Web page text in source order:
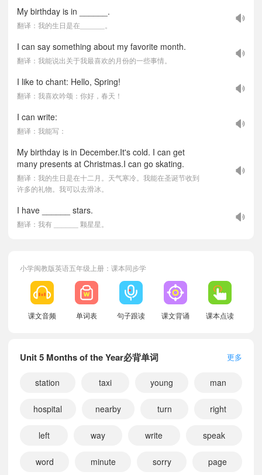
My birthday is in ______.
翻译：我的生日是在______。
I can say something about my favorite month.
翻译：我能说出关于我最喜欢的月份的一些事情。
I like to chant: Hello, Spring!
翻译：我喜欢吟颂：你好，春天！
I can write:
翻译：我能写：
My birthday is in December.It's cold. I can get
many presents at Christmas.I can go skating.
翻译：我的生日是在十二月。天气寒冷。我能在圣诞节收到
许多的礼物。我可以去滑冰。
I have ______ stars.
翻译：我有 ______ 颗星星。
小学闽教版英语五年级上册：课本同步学
课文音频 单词表 句子跟读 课文背诵 课本点读
Unit 5 Months of the Year必背单词 更多
station taxi young man
hospital nearby turn right
left way write speak
word minute sorry page